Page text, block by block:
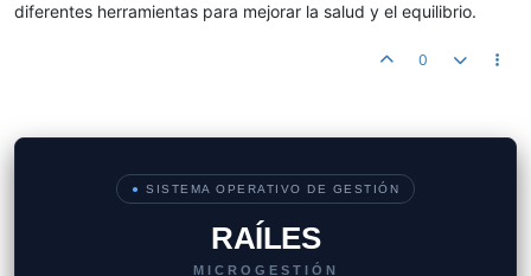
diferentes herramientas para mejorar la salud y el equilibrio.
0
● SISTEMA OPERATIVO DE GESTIÓN
RAÍLES
MICROGESTIÓN